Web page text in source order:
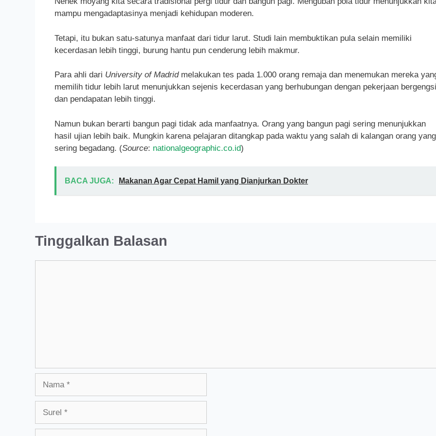
mampu mengadaptasinya menjadi kehidupan moderen.
Tetapi, itu bukan satu-satunya manfaat dari tidur larut. Studi lain membuktikan pula selain memiliki
kecerdasan lebih tinggi, burung hantu pun cenderung lebih makmur.
Para ahli dari University of Madridmelakukan tes pada 1.000 orang remaja dan menemukan mereka
memilih tidur lebih larut menunjukkan sejenis kecerdasan yang berhubungan dengan pekerjaan bergengsi
dan pendapatan lebih tinggi.
Namun bukan berarti bangun pagi tidak ada manfaatnya. Orang yang bangun pagi sering menunjukkan
hasil ujian lebih baik. Mungkin karena pelajaran ditangkap pada waktu yang salah di kalangan orang yang
sering begadang. (Source: nationalgeographic.co.id)
BACA JUGA: Makanan Agar Cepat Hamil yang Dianjurkan Dokter
Tinggalkan Balasan